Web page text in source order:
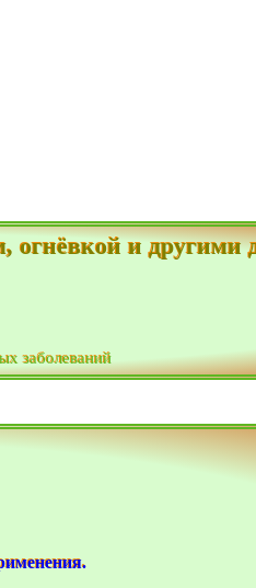
огнёвкой и другими
заболеваний